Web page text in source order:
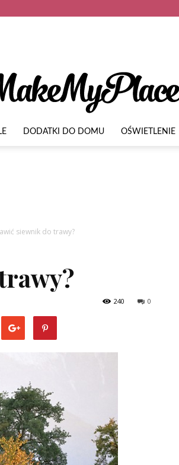
DODATKI DO DOMU OŚWIETLENIE
siewnik do trawy?
0
240